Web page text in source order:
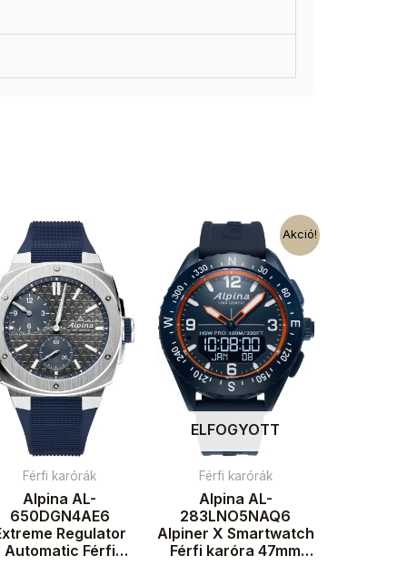
Férfi karórák
Alpina AL-
650DGN4AE6
Regulator
Automatic Férfi
Akció!
ELFOGYOTT
Férfi karórák
Alpina AL-
283LNO5NAQ6
Alpiner X Smartwatch
Férfi karóra 47mm